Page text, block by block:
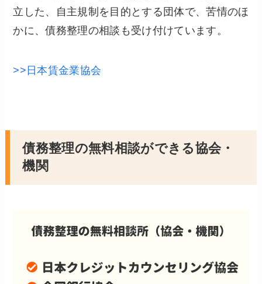
立した、自主規制を目的とする団体で、苦情のほ
かに、債務整理の相談も受け付けています。
>>日本賃金業協会
債務整理の無料相談ができる協会・
機関